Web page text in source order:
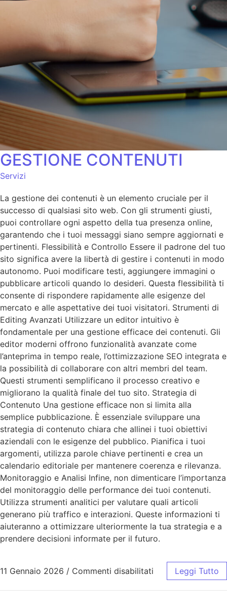
GESTIONE CONTENUTI
Servizi
La gestione dei contenuti è un elemento cruciale per il
successo di qualsiasi sito web. Con gli strumenti giusti,
puoi controllare ogni aspetto della tua presenza online,
garantendo che i tuoi messaggi siano sempre aggiornati e
pertinenti. Flessibilità e Controllo Essere il padrone del tuo
sito significa avere la libertà di gestire i contenuti in modo
autonomo. Puoi modificare testi, aggiungere immagini o
pubblicare articoli quando lo desideri. Questa flessibilità ti
consente di rispondere rapidamente alle esigenze del
mercato e alle aspettative dei tuoi visitatori. Strumenti di
Editing Avanzati Utilizzare un editor intuitivo è
fondamentale per una gestione efficace dei contenuti. Gli
editor moderni offrono funzionalità avanzate come
l’anteprima in tempo reale, l’ottimizzazione SEO integrata e
la possibilità di collaborare con altri membri del team.
Questi strumenti semplificano il processo creativo e
migliorano la qualità finale del tuo sito. Strategia di
Contenuto Una gestione efficace non si limita alla
semplice pubblicazione. È essenziale sviluppare una
strategia di contenuto chiara che allinei i tuoi obiettivi
aziendali con le esigenze del pubblico. Pianifica i tuoi
argomenti, utilizza parole chiave pertinenti e crea un
calendario editoriale per mantenere coerenza e rilevanza.
Monitoraggio e Analisi Infine, non dimenticare l’importanza
del monitoraggio delle performance dei tuoi contenuti.
Utilizza strumenti analitici per valutare quali articoli
generano più traffico e interazioni. Queste informazioni ti
aiuteranno a ottimizzare ulteriormente la tua strategia e a
prendere decisioni informate per il futuro.
11 Gennaio 2026 / Commenti disabilitati Leggi Tutto